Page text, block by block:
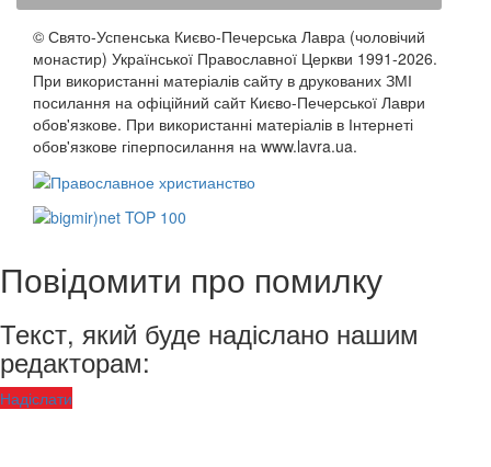
© Свято-Успенська Києво-Печерська Лавра (чоловічий
монастир) Української Православної Церкви 1991-2026.
При використанні матеріалів сайту в друкованих ЗМІ
посилання на офіційний сайт Києво-Печерської Лаври
обов'язкове. При використанні матеріалів в Інтернеті
обов'язкове гіперпосилання на www.lavra.ua.
Повідомити про помилку
Текст, який буде надіслано нашим
редакторам:
Надіслати